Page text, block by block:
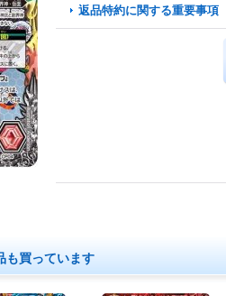
返品特約に関する重要事項
も買っています